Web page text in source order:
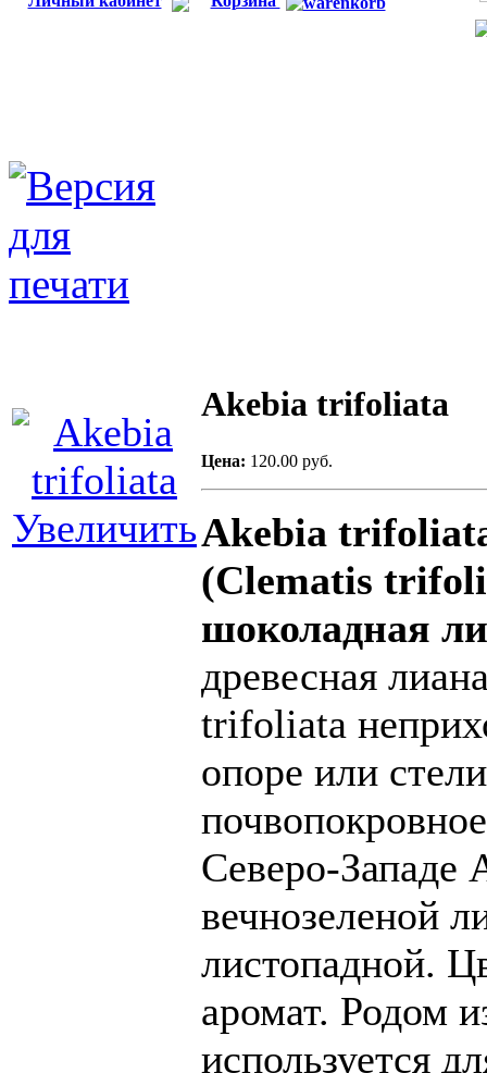
Увеличить
Akebia trifoliata
Цена: 120.00 руб.
Akebia
(Clematis
шоколадная
древесная
trifoliata
опоре или
Северо-Западе
вечнозеленой
листопадной.
аромат. Родом
используется